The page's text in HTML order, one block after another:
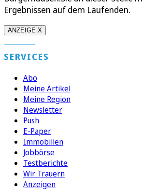
Ergebnissen auf dem Laufenden.
ANZEIGE X
SERVICES
Abo
Meine Artikel
Meine Region
Newsletter
Push
E-Paper
Immobilien
Jobbörse
Testberichte
Wir Trauern
Anzeigen